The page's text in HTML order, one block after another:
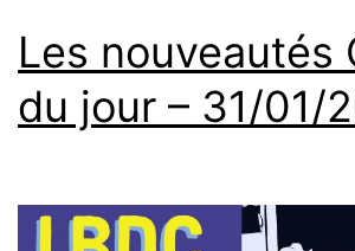
Les nouveautés
du jour – 31/01/